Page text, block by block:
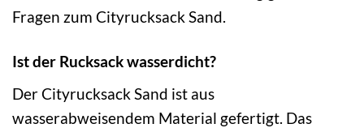
Fragen zum Cityrucksack Sand.
Ist der Rucksack wasserdicht?
Der Cityrucksack Sand ist aus
wasserabweisendem Material gefertigt. Das